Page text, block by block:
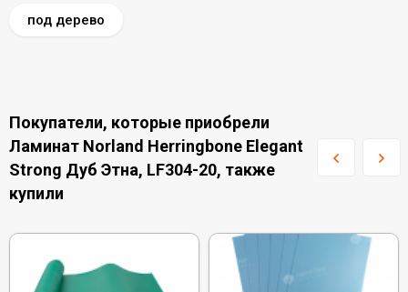
под дерево
Покупатели, которые приобрели
Ламинат Norland Herringbone Elegant
Strong Дуб Этна, LF304-20, также
купили